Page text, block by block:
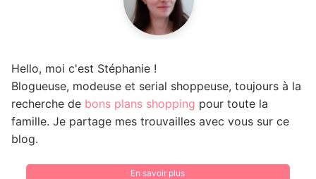
Hello, moi c'est Stéphanie !
Blogueuse, modeuse et serial shoppeuse, toujours à la
recherche de bons plans shopping pour toute la
famille. Je partage mes trouvailles avec vous sur ce
blog.
En savoir plus